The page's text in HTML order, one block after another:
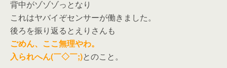
背中がゾゾゾっとなり
これはヤバイぞセンサーが働きました。
後ろを振り返るとえりさんも
ごめん、ここ無理やわ。
入られへん(￣◇￣;)とのこと。